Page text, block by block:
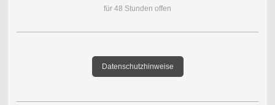
für 48 Stunden offen
Datenschutzhinweise